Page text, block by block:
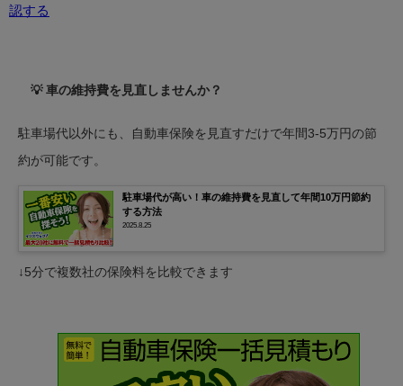
認する
💡 車の維持費を見直しませんか？
駐車場代以外にも、自動車保険を見直すだけで年間3-5万円の節
約が可能です。
駐車場代が高い！車の維持費を見直して年間10万円節約
する方法
2025.8.25
↓5分で複数社の保険料を比較できます